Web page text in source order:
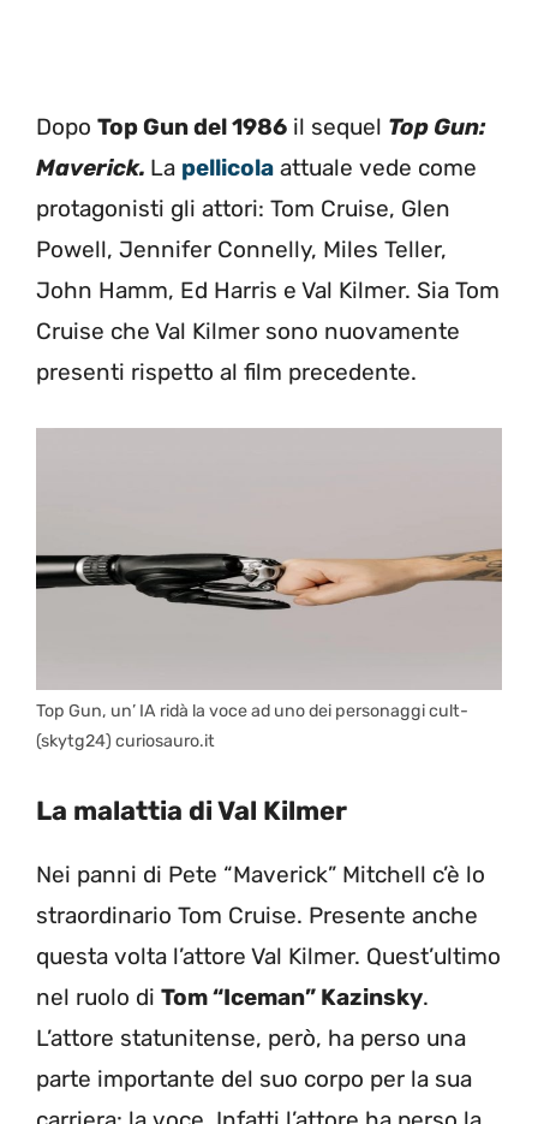
Dopo Top Gun del 1986 il sequel Top Gun:
Maverick. La pellicola attuale vede come
protagonisti gli attori: Tom Cruise, Glen
Powell, Jennifer Connelly, Miles Teller,
John Hamm, Ed Harris e Val Kilmer. Sia Tom
Cruise che Val Kilmer sono nuovamente
presenti rispetto al film precedente.
Top Gun, un’ IA ridà la voce ad uno dei personaggi cult-
(skytg24) curiosauro.it
La malattia di Val Kilmer
Nei panni di Pete “Maverick” Mitchell c’è lo
straordinario Tom Cruise. Presente anche
questa volta l’attore Val Kilmer. Quest’ultimo
nel ruolo di Tom “Iceman” Kazinsky.
L’attore statunitense, però, ha perso una
parte importante del suo corpo per la sua